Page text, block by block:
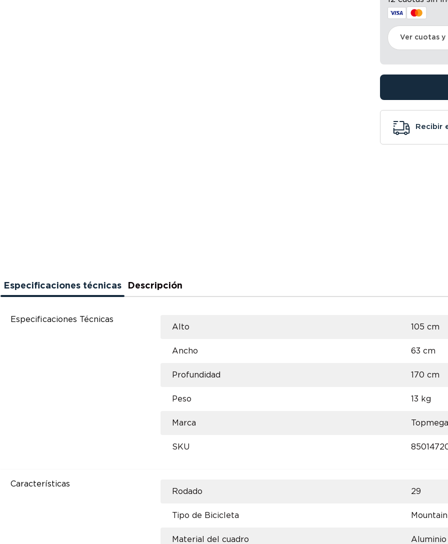
Ver cuotas
Recibir
Especificaciones técnicas Descripción
Especificaciones Técnicas
Alto
105 cm
Ancho 63 cm
Profundidad 170 cm
Peso 13 kg
Marca
SKU
Características
Rodado
29
Tipo de Bicicleta
Material del cuadro Aluminio